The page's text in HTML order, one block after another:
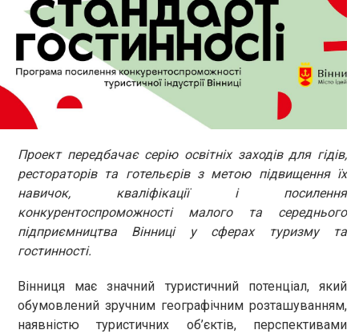
Проект передбачає серію освітніх заходів для гідів,
рестораторів та готельєрів з метою підвищення їх
навичок, кваліфікації і посилення
конкурентоспроможності малого та середнього
підприємництва Вінниці у сферах туризму та
гостинності.
Вінниця має значний туристичний потенціал, який
обумовлений зручним географічним розташуванням,
наявністю туристичних об’єктів, перспективами